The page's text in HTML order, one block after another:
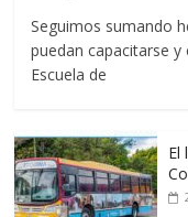
Seguimos sumando
puedan capacitarse
Escuela de
El